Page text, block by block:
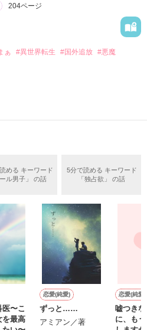
てください。
ポリス掲載中
を読む
いたのは
た
！」
手足
綺麗な青色の瞳
ちを引き寄せる
いた
裏は……
204ページ
ぁ #異世界転生 #国外追放 #悪魔
賞
)/
中です！
タイア王国の王太子……セドリッ
声が響く。
義理の妹、マドレーヌが立ってい
かしら）
は前世で読んだ小説の悪役令嬢だ
宝玉を抑えて国を守っていたのだ
終わると思っているんでしょう
める キーワード
ール男子」 の話
5分で読める キーワード
「独占欲」 の話
〜こ
を最高
恋愛(純愛)
ずっと……
アミアン／著
恋愛(純愛)
嘘つき
に、も